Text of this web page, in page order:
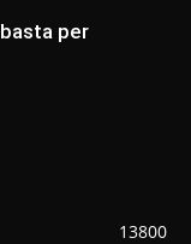
per
13800